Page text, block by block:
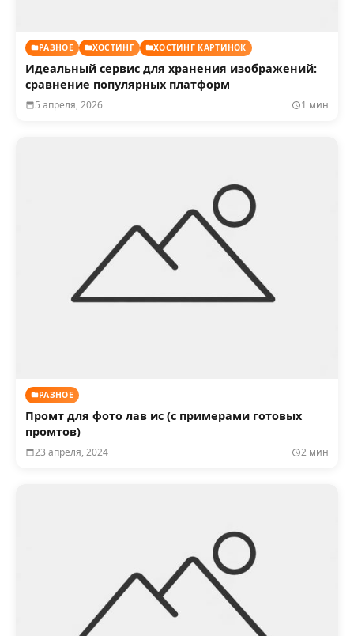
РАЗНОЕ ХОСТИНГ ХОСТИНГ КАРТИНОК
Идеальный сервис для хранения изображений:
сравнение популярных платформ
5 апреля, 2026 1 мин
РАЗНОЕ
Промт для фото лав ис (с примерами готовых
промтов)
23 апреля, 2024 2 мин